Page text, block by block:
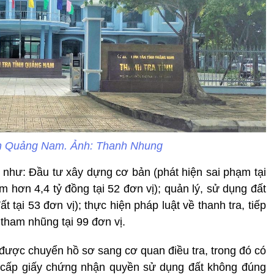
Quảng Nam. Ảnh: Thanh Nhung
Đầu tư xây dựng cơ bản (phát hiện sai phạm tại
hơn 4,4 tỷ đồng tại 52 đơn vị); quản lý, sử dụng đất
tại 53 đơn vị); thực hiện pháp luật về thanh tra, tiếp
nhũng tại 99 đơn vị.
chuyển hồ sơ sang cơ quan điều tra, trong đó có
giấy chứng nhận quyền sử dụng đất không đúng